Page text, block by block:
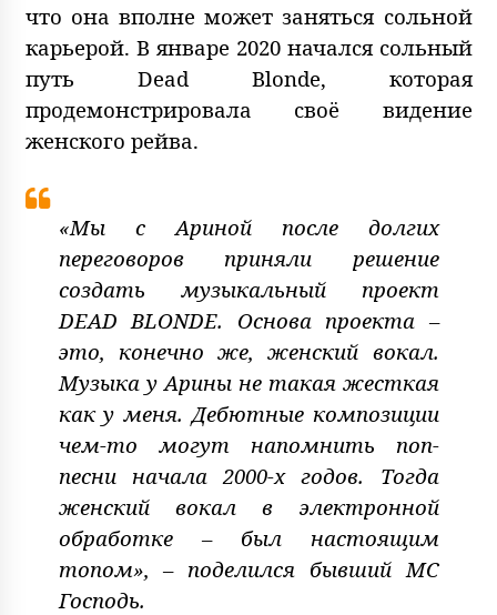
что она вполне может заняться сольной
карьерой. В январе 2020 начался сольный
путь Dead Blonde, которая
продемонстрировала своё видение
женского рейва.
«Мы с Ариной после долгих
переговоров приняли решение
создать музыкальный проект
DEAD BLONDE. Основа проекта –
это, конечно же, женский вокал.
Музыка у Арины не такая жесткая
как у меня. Дебютные композиции
чем-то могут напомнить поп-
песни начала 2000-х годов. Тогда
женский вокал в электронной
обработке – был настоящим
топом», – поделился бывший MC
Господь.